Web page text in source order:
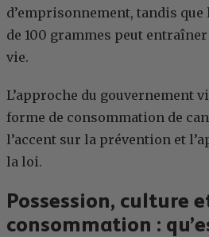
d’emprisonnement, tandis
de 100 grammes peut
vie.
L’approche du gouvernement
forme de consommation de
l’accent sur la prévention et
la loi.
Possession, culture
consommation :